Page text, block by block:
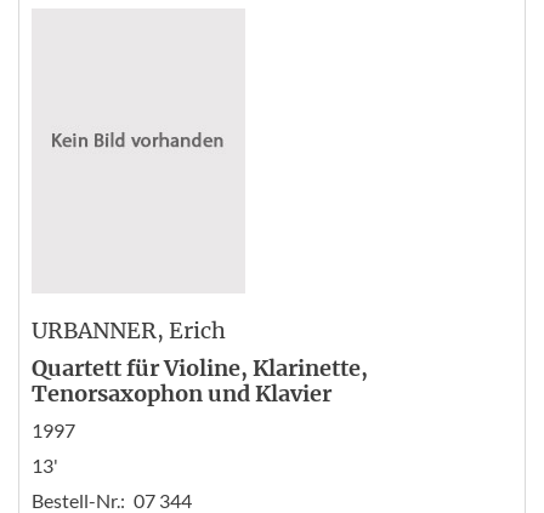
URBANNER, Erich
Quartett für Violine, Klarinette,
Tenorsaxophon und Klavier
1997
13'
Bestell-Nr.: 07 344